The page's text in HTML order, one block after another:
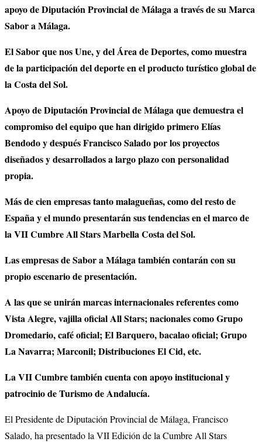
apoyo de Diputación Provincial de Málaga a través de su Marca
Sabor a Málaga.
El Sabor que nos Une, y del Área de Deportes, como muestra
de la participación del deporte en el producto turístico global de
la Costa del Sol.
Apoyo de Diputación Provincial de Málaga que demuestra el
compromiso del equipo que han dirigido primero Elías
Bendodo y después Francisco Salado por los proyectos
diseñados y desarrollados a largo plazo con personalidad
propia.
Más de cien empresas tanto malagueñas, como del resto de
España y el mundo presentarán sus tendencias en el marco de
la VII Cumbre All Stars Marbella Costa del Sol.
Las empresas de Sabor a Málaga también contarán con su
propio escenario de presentación.
A las que se unirán marcas internacionales referentes como
Vista Alegre, vajilla oficial All Stars; nacionales como Grupo
Dromedario, café oficial; El Barquero, bacalao oficial; Grupo
La Navarra; Marconil; Distribuciones El Cid, etc.
La VII Cumbre también cuenta con apoyo institucional y
patrocinio de Turismo de Andalucía.
El Presidente de Diputación Provincial de Málaga, Francisco
Salado, ha presentado la VII Edición de la Cumbre All Stars